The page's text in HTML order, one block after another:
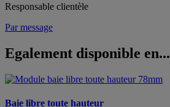
Responsable clientèle
Par message
Egalement disponible en...
Baie libre toute hauteur